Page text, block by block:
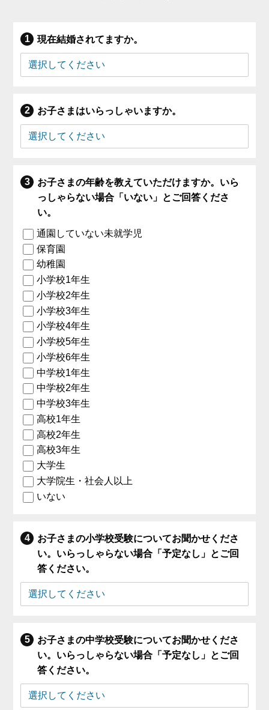
現在結婚されてますか。
お子さまはいらっしゃいますか。
お子さまの年齢を教えていただけますか。いら
っしゃらない場合「いない」とご回答くださ
い。
通園していない未就学児
保育園
幼稚園
小学校1年生
小学校2年生
小学校3年生
小学校4年生
小学校5年生
小学校6年生
中学校1年生
中学校2年生
中学校3年生
高校1年生
高校2年生
高校3年生
大学生
大学院生・社会人以上
いない
お子さまの小学校受験についてお聞かせくださ
い。いらっしゃらない場合「予定なし」とご回
答ください。
お子さまの中学校受験についてお聞かせくださ
い。いらっしゃらない場合「予定なし」とご回
答ください。